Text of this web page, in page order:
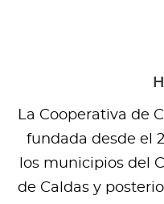
La Cooperativa de
fundada desde el
los municipios del
de Caldas y